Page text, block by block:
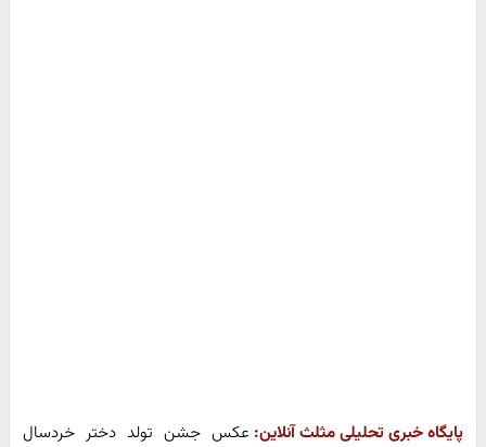
پایگاه خبری تحلیلی مثلث آنلاین: عکس جشن تولد دختر خردسال